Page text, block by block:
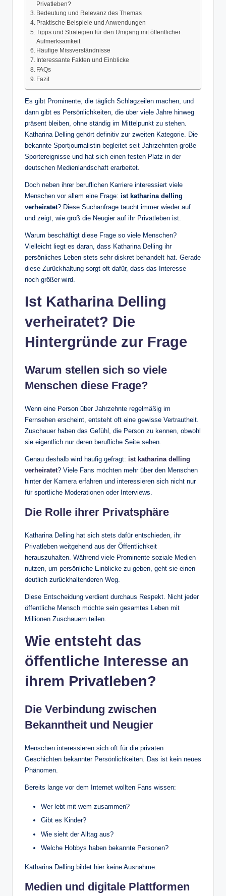
Privatleben?
Bedeutung und Relevanz des Themas
Praktische Beispiele und Anwendungen
Tipps und Strategien für den Umgang mit öffentlicher
Aufmerksamkeit
Häufige Missverständnisse
Interessante Fakten und Einblicke
FAQs
Fazit
Es gibt Prominente, die täglich Schlagzeilen machen, und
dann gibt es Persönlichkeiten, die über viele Jahre hinweg
präsent bleiben, ohne ständig im Mittelpunkt zu stehen.
Katharina Delling gehört definitiv zur zweiten Kategorie. Die
bekannte Sportjournalistin begleitet seit Jahrzehnten große
Sportereignisse und hat sich einen festen Platz in der
deutschen Medienlandschaft erarbeitet.
Doch neben ihrer beruflichen Karriere interessiert viele
Menschen vor allem eine Frage: ist katharina delling
verheiratet? Diese Suchanfrage taucht immer wieder auf
und zeigt, wie groß die Neugier auf ihr Privatleben ist.
Warum beschäftigt diese Frage so viele Menschen?
Vielleicht liegt es daran, dass Katharina Delling ihr
persönliches Leben stets sehr diskret behandelt hat. Gerade
diese Zurückhaltung sorgt oft dafür, dass das Interesse
noch größer wird.
Ist Katharina Delling
verheiratet? Die
Hintergründe zur Frage
Warum stellen sich so viele
Menschen diese Frage?
Wenn eine Person über Jahrzehnte regelmäßig im
Fernsehen erscheint, entsteht oft eine gewisse Vertrautheit.
Zuschauer haben das Gefühl, die Person zu kennen, obwohl
sie eigentlich nur deren berufliche Seite sehen.
Genau deshalb wird häufig gefragt: ist katharina delling
verheiratet? Viele Fans möchten mehr über den Menschen
hinter der Kamera erfahren und interessieren sich nicht nur
für sportliche Moderationen oder Interviews.
Die Rolle ihrer Privatsphäre
Katharina Delling hat sich stets dafür entschieden, ihr
Privatleben weitgehend aus der Öffentlichkeit
herauszuhalten. Während viele Prominente soziale Medien
nutzen, um persönliche Einblicke zu geben, geht sie einen
deutlich zurückhaltenderen Weg.
Diese Entscheidung verdient durchaus Respekt. Nicht jeder
öffentliche Mensch möchte sein gesamtes Leben mit
Millionen Zuschauern teilen.
Wie entsteht das
öffentliche Interesse an
ihrem Privatleben?
Die Verbindung zwischen
Bekanntheit und Neugier
Menschen interessieren sich oft für die privaten
Geschichten bekannter Persönlichkeiten. Das ist kein neues
Phänomen.
Bereits lange vor dem Internet wollten Fans wissen:
Wer lebt mit wem zusammen?
Gibt es Kinder?
Wie sieht der Alltag aus?
Welche Hobbys haben bekannte Personen?
Katharina Delling bildet hier keine Ausnahme.
Medien und digitale Plattformen